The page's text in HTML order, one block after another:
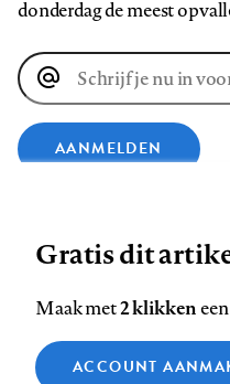
donderdag de meest
E-
mailadres
AANMELDEN
op
op
op
op
Contact Colofon
Zie onze cookie policy
Gratis dit
Maak met2 klikken
ACCOUNT